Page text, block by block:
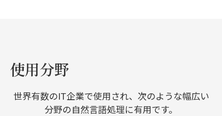
使用分野
世界有数のIT企業で使用され、次のような幅広い
分野の自然言語処理に有用です。